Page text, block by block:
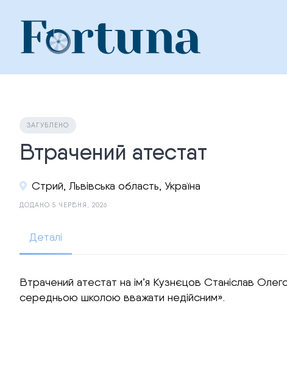
content
ЗАГУБЛЕНО
Втрачений атестат
Стрий, Львівська область, Україна
ДОДАНО 5 ЧЕРВНЯ, 2026
Деталі
Втрачений атестат на ім’я Кузнєцов Станіслав
середньою школою вважати недійсним».